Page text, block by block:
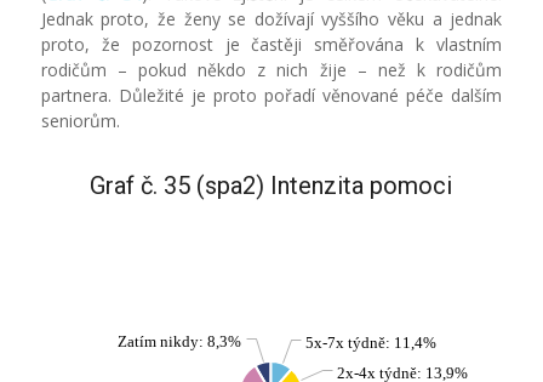
Jednak proto, že ženy se dožívají vyššího věku a jednak
proto, že pozornost je častěji směřována k vlastním
rodičům – pokud někdo z nich žije – než k rodičům
partnera. Důležité je proto pořadí věnované péče dalším
seniorům.
Graf č. 35 (spa2) Intenzita pomoci
5x-7x týdně: 11,4%
2x-4x týdně: 13,9%
Zatím nikdy: 8,3%